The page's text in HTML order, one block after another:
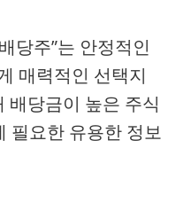
당주”는 안정적인
매력적인 선택지
배당금이 높은 주식
필요한 유용한 정보